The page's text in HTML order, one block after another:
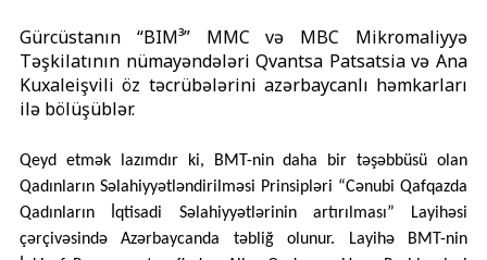
Gürcüstanın “BIM³” MMC və MBC Mikromaliyyə
Təşkilatının nümayəndələri Qvantsa Patsatsia və Ana
Kuxaleişvili öz təcrübələrini azərbaycanlı həmkarları
ilə bölüşüblər.
Qeyd etmək lazımdır ki, BMT-nin daha bir təşəbbüsü olan
Qadınların Səlahiyyətləndirilməsi Prinsipləri “Cənubi Qafqazda
Qadınların İqtisadi Səlahiyyətlərinin artırılması” Layihəsi
çərçivəsində Azərbaycanda təbliğ olunur. Layihə BMT-nin